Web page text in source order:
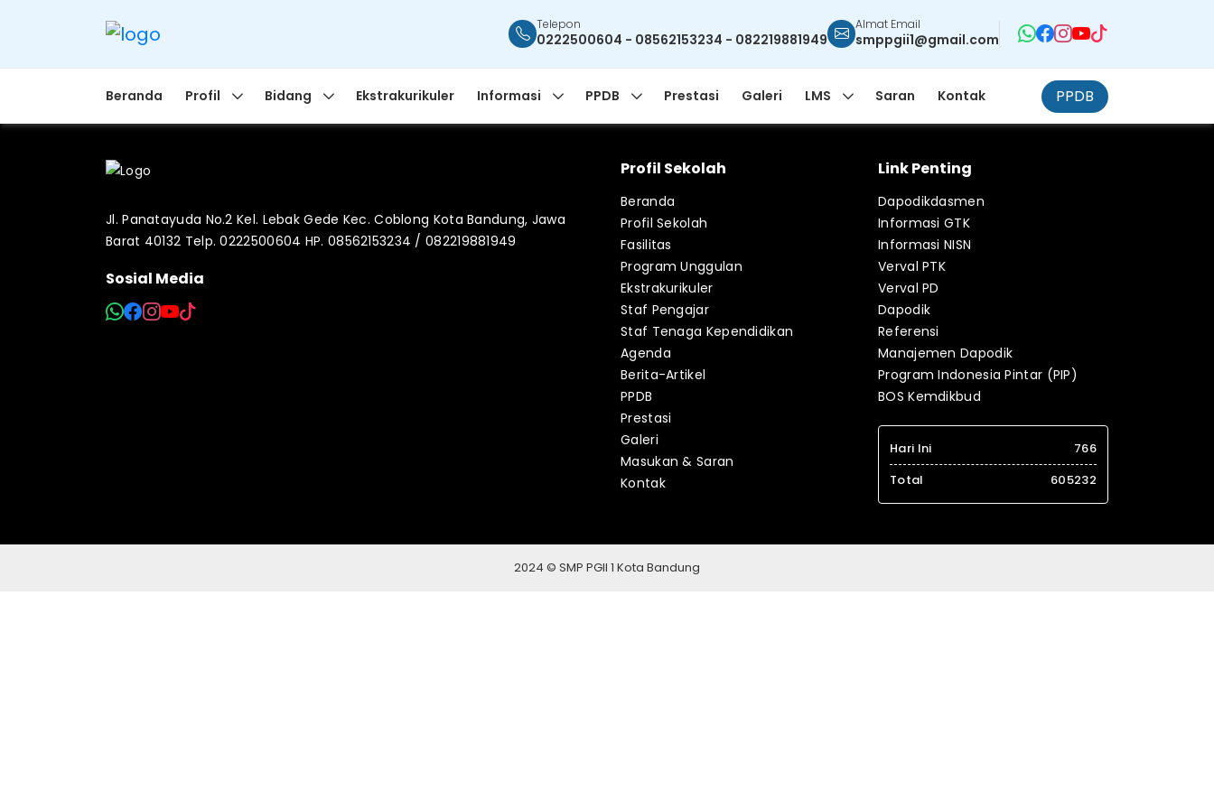
Telepon
0222500604 - 08562153234 - 082219881949
Almat Email
smppgii1@gmail.com
Beranda Profil Bidang Ekstrakurikuler Informasi PPDB Prestasi Galeri LMS Saran Kontak PPDB
Jl. Panatayuda No.2 Kel. Lebak Gede Kec. Coblong Kota Bandung, Jawa
Barat 40132 Telp. 0222500604 HP. 08562153234 / 082219881949
Sosial Media
Profil Sekolah
Beranda
Profil Sekolah
Fasilitas
Program Unggulan
Ekstrakurikuler
Staf Pengajar
Staf Tenaga Kependidikan
Agenda
Berita-Artikel
PPDB
Prestasi
Galeri
Masukan & Saran
Kontak
Link Penting
Dapodikdasmen
Informasi GTK
Informasi NISN
Verval PTK
Verval PD
Dapodik
Referensi
Manajemen Dapodik
Program Indonesia Pintar (PIP)
BOS Kemdikbud
Hari Ini
766
Total
605232
2024 © SMP PGII 1 Kota Bandung